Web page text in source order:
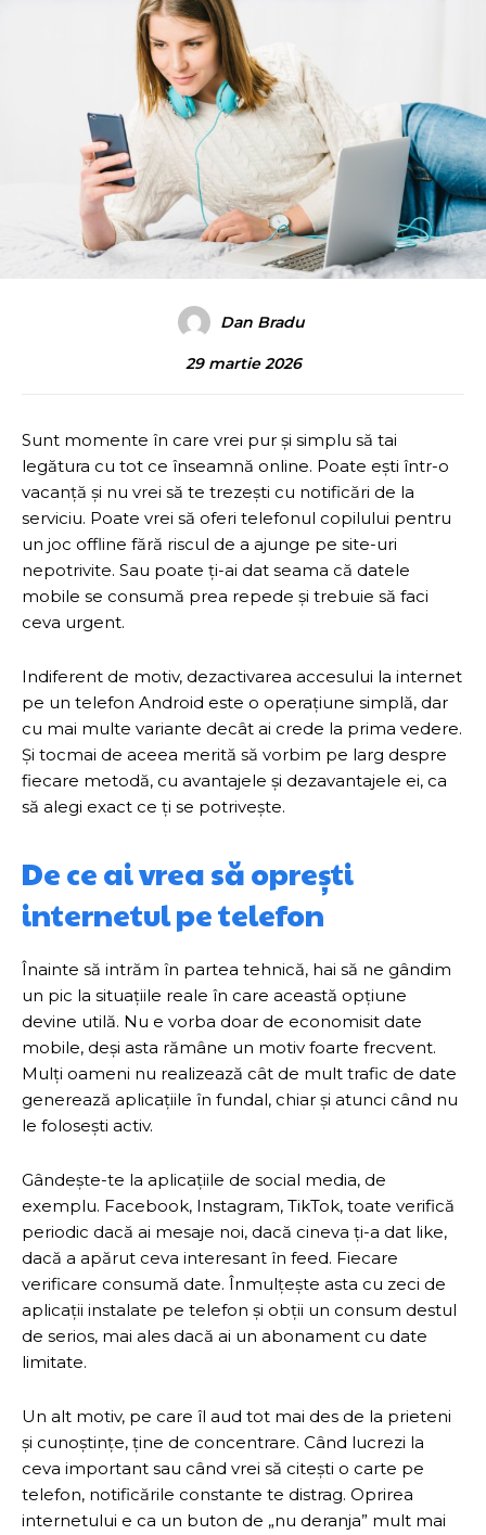
Dan Bradu
29 martie 2026
Sunt momente în care vrei pur și simplu să tai
legătura cu tot ce înseamnă online. Poate ești într-o
vacanță și nu vrei să te trezești cu notificări de la
serviciu. Poate vrei să oferi telefonul copilului pentru
un joc offline fără riscul de a ajunge pe site-uri
nepotrivite. Sau poate ți-ai dat seama că datele
mobile se consumă prea repede și trebuie să faci
ceva urgent.
Indiferent de motiv, dezactivarea accesului la internet
pe un telefon Android este o operațiune simplă, dar
cu mai multe variante decât ai crede la prima vedere.
Și tocmai de aceea merită să vorbim pe larg despre
fiecare metodă, cu avantajele și dezavantajele ei, ca
să alegi exact ce ți se potrivește.
De ce ai vrea să oprești
internetul pe telefon
Înainte să intrăm în partea tehnică, hai să ne gândim
un pic la situațiile reale în care această opțiune
devine utilă. Nu e vorba doar de economisit date
mobile, deși asta rămâne un motiv foarte frecvent.
Mulți oameni nu realizează cât de mult trafic de date
generează aplicațiile în fundal, chiar și atunci când nu
le folosești activ.
Gândește-te la aplicațiile de social media, de
exemplu. Facebook, Instagram, TikTok, toate verifică
periodic dacă ai mesaje noi, dacă cineva ți-a dat like,
dacă a apărut ceva interesant în feed. Fiecare
verificare consumă date. Înmulțește asta cu zeci de
aplicații instalate pe telefon și obții un consum destul
de serios, mai ales dacă ai un abonament cu date
limitate.
Un alt motiv, pe care îl aud tot mai des de la prieteni
și cunoștințe, ține de concentrare. Când lucrezi la
ceva important sau când vrei să citești o carte pe
telefon, notificările constante te distrag. Oprirea
internetului e ca un buton de „nu deranja” mult mai